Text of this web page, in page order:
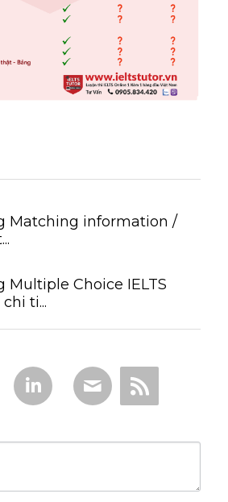
Matching information /
Multiple Choice IELTS
ti...